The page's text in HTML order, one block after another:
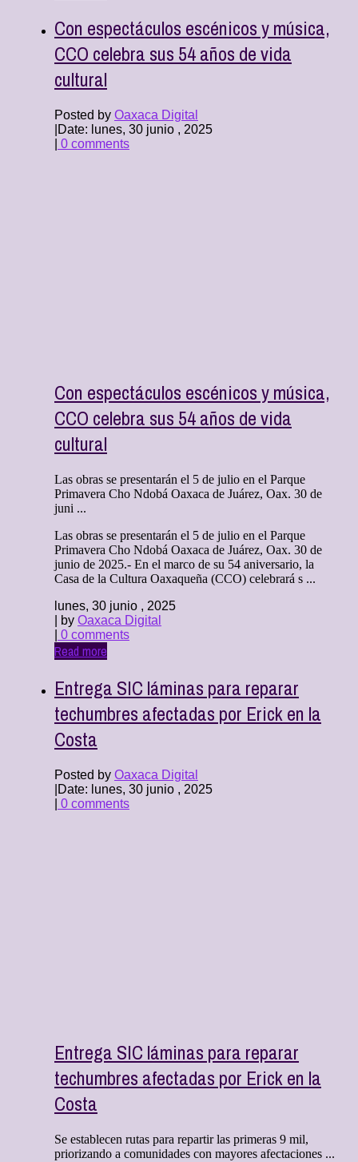
Con espectáculos escénicos y música,
CCO celebra sus 54 años de vida
cultural
Posted by Oaxaca Digital
Date: lunes, 30 junio , 2025
0 comments
Con espectáculos escénicos y música,
CCO celebra sus 54 años de vida
cultural
Las obras se presentarán el 5 de julio en el Parque
Primavera Cho Ndobá Oaxaca de Juárez, Oax. 30 de
juni ...
Las obras se presentarán el 5 de julio en el Parque
Primavera Cho Ndobá Oaxaca de Juárez, Oax. 30 de
junio de 2025.- En el marco de su 54 aniversario, la
Casa de la Cultura Oaxaqueña (CCO) celebrará s ...
lunes, 30 junio , 2025
| by Oaxaca Digital
0 comments
Read more
Entrega SIC láminas para reparar
techumbres afectadas por Erick en la
Costa
Posted by Oaxaca Digital
Date: lunes, 30 junio , 2025
0 comments
Entrega SIC láminas para reparar
techumbres afectadas por Erick en la
Costa
Se establecen rutas para repartir las primeras 9 mil,
priorizando a comunidades con mayores afectaciones ...